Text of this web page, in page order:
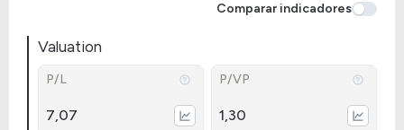
Comparar indicadores
Valuation
P/L
7,07
P/VP
1,30